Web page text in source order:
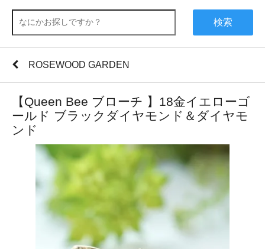
検索
ROSEWOOD GARDEN
【Queen Bee ブローチ 】18金イエローゴ
ールド ブラックダイヤモンド＆ダイヤモ
ンド